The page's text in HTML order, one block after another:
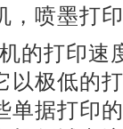
，喷墨打
的打印速
以极低的
单据打印